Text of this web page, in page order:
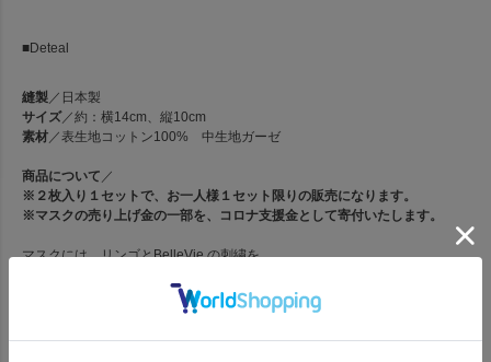
■Deteal
縫製／日本製
サイズ／約：横14cm、縦10cm
素材／表生地コットン100% 中生地ガーゼ
商品について ／
※ ２枚入り１セットで、 お一人様１セット限りの販売になります。
※マスクの売り上げ金の一部を、コロナ支援金として寄付いたします。
マスクには、リンゴとBelleVie の刺繍を